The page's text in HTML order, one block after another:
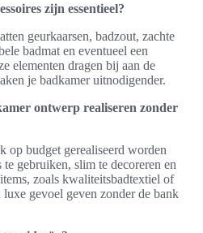
zijn essentieel?
geurkaarsen, badzout, zachte
badmat en eventueel een
elementen dragen bij aan de
je badkamer uitnodigender.
ontwerp realiseren zonder
op budget gerealiseerd worden
gebruiken, slim te decoreren en
zoals kwaliteitsbadtextiel of
luxe gevoel geven zonder de bank